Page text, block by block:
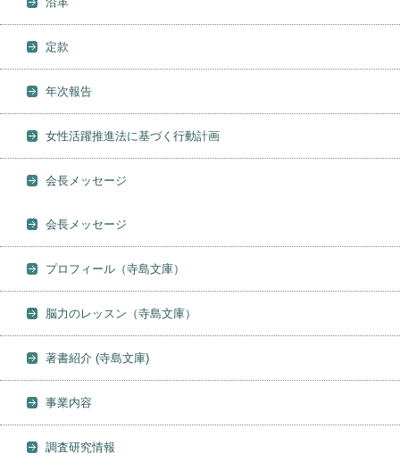
定款
年次報告
女性活躍推進法に基づく行動計画
会長メッセージ
会長メッセージ
プロフィール（寺島文庫）
脳力のレッスン（寺島文庫）
著書紹介 (寺島文庫)
事業内容
調査研究情報